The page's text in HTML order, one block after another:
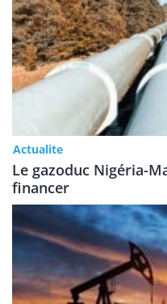
Actualite
Le gazoduc Nigéria-
financer